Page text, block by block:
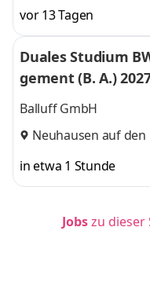
vor 13 Tagen
Duales Studium
gement (B. A.)
Balluff GmbH
Neuhausen auf den
in etwa 1 Stunde
Jobszu dieser